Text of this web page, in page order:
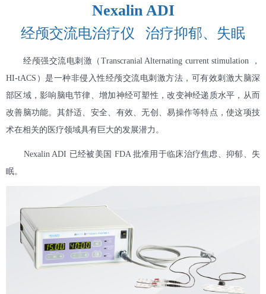
经颅强交流电刺激（Transcranial Alternating current stimulation ，
HI-tACS）是一种非侵入性经颅交流电刺激方法，可有效刺激大脑深
部区域，影响脑电节律、增加神经可塑性，改变神经递质水平，从而
改善脑功能。其舒适、安全、有效、无创、易操作等特点，使这项技
术在相关的医疗领域具有巨大的发展潜力。
Nexalin ADI 已经被美国 FDA 批准用于临床治疗焦虑、抑郁、失
眠。
Nexalin ADI
经颅交流电治疗仪 治疗抑郁、失眠